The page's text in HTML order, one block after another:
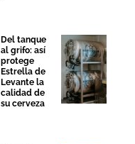
Del tanque
al grifo: así
protege
Estrella de
Levante la
calidad de
su cerveza